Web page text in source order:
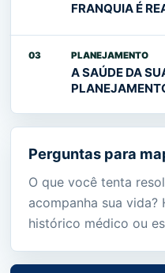
FRANQUIA É
03 PLANEJAMENTO
A SAÚDE DA
Perguntas para
O que você tenta
acompanha sua vida?
histórico médico ou